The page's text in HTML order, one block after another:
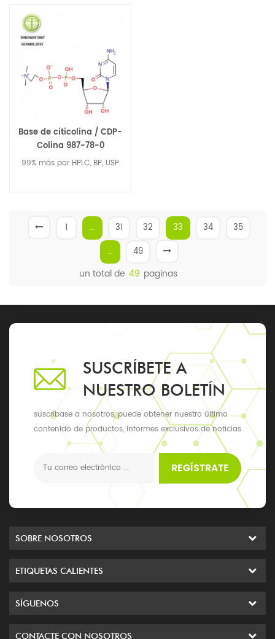
Pérdida por secado
Base de citicolina / CDP-
Colina 987-78-0
99% más por HPLC, BP, USP
1 ... 31 32 33 34
35
...
49
un total de 49 paginas
SUSCRÍBETE A
NUESTRO BOLETÍN
suscríbase a nosotros, puede obtener nuestro último
contenido de productos, informes exclusivos de noticias
y actualizaciones, los últimos eventos locales
REGÍSTRATE
SOBRE NOSOTROS
ETIQUETAS CALIENTES
SÍGUENOS
CONTACTE CON NOSOTROS